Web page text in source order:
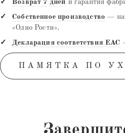
Возврат 7 дней и гарантия
Собственное производство —
«Олио Рости».
Декларация соответствия EAC
ПАМЯТКА ПО